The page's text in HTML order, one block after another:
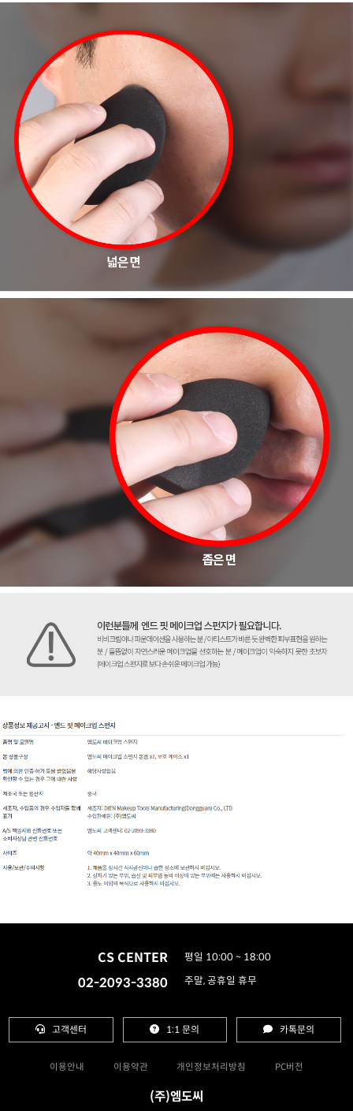
CS CENTER
02-2093-3380
평일 10:00 ~ 18:00
주말, 공휴일 휴무
고객센터 1:1 문의 카톡문의
이용안내 이용약관 개인정보처리방침 PC버전
(주)엠도씨